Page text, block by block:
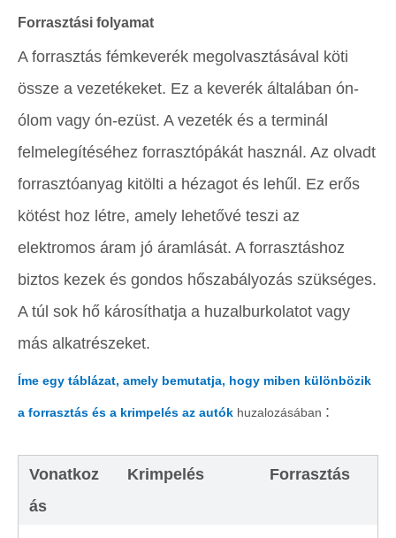
Forrasztási folyamat
A forrasztás fémkeverék megolvasztásával köti
össze a vezetékeket. Ez a keverék általában ón-
ólom vagy ón-ezüst. A vezeték és a terminál
felmelegítéséhez forrasztópákát használ. Az olvadt
forrasztóanyag kitölti a hézagot és lehűl. Ez erős
kötést hoz létre, amely lehetővé teszi az
elektromos áram jó áramlását. A forrasztáshoz
biztos kezek és gondos hőszabályozás szükséges.
A túl sok hő károsíthatja a huzalburkolatot vagy
más alkatrészeket.
Íme egy táblázat, amely bemutatja, hogy miben különbözik
a forrasztás és a krimpelés az autók huzalozásában :
Vonatkoz
ás
Krimpelés Forrasztás